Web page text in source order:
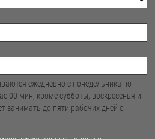
ежедневно с понедельника по
00 мин, кроме субботы, воскресенья и
занимать до пяти рабочих дней с